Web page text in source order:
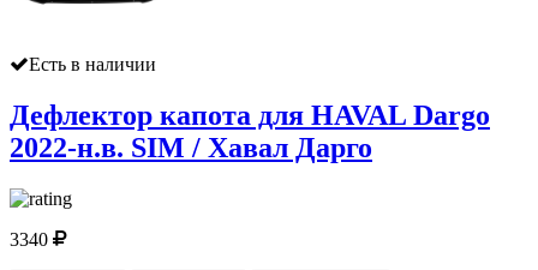
Есть в наличии
Дефлектор капота для HAVAL Dargo
2022-н.в. SIM / Хавал Дарго
3340